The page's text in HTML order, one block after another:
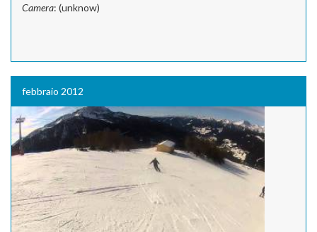
Camera: (unknow)
febbraio 2012